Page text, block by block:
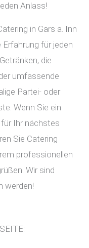
Anlass!
in Gars a. Inn
für jeden
die
umfassende
Partei- oder
Wenn Sie ein
Ihr nächstes
Sie Catering
professionellen
Wir sind
werden!